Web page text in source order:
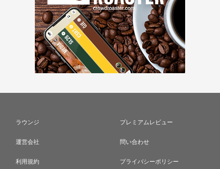
ラウンジ プレミアムレビュー
運営会社 問い合わせ
利用規約 プライバシーポリシー